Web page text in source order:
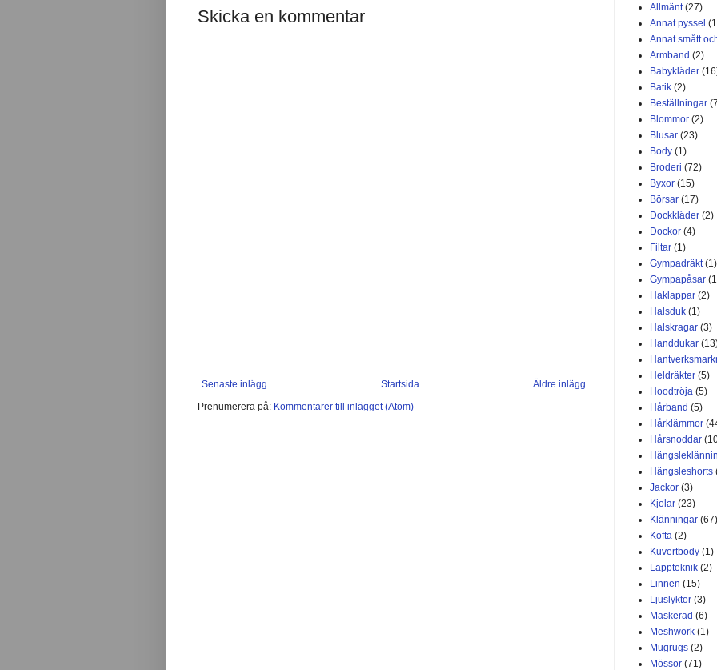
Skicka en kommentar
Senaste inlägg Äldre inlägg
Startsida
Prenumerera på: Kommentarer till inlägget (Atom)
Allmänt (27)
Annat pyssel
Annat smått
Armband (2)
Babykläder
Batik (2)
Beställningar
Blommor (2)
Blusar (23)
Body (1)
Broderi (72)
Byxor (15)
Börsar (17)
Dockkläder (2)
Dockor (4)
Filtar (1)
Gympadräkt (1)
Gympapåsar
Haklappar (2)
Halsduk (1)
Halskragar (3)
Handdukar
Heldräkter (5)
Hoodtröja (5)
Hårband (5)
Hårklämmor
Hårsnoddar
Hängsleshorts
Jackor (3)
Kjolar (23)
Klänningar (67)
Kofta (2)
Kuvertbody (1)
Lappteknik (2)
Linnen (15)
Ljuslyktor (3)
Maskerad (6)
Meshwork (1)
Mugrugs (2)
Mössor (71)